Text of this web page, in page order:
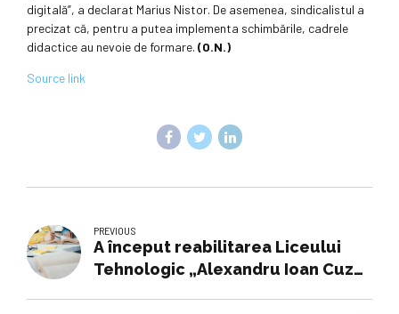
digitală”, a declarat Marius Nistor. De asemenea, sindicalistul a
precizat că, pentru a putea implementa schimbările, cadrele
didactice au nevoie de formare. (O.N.)
Source link
PREVIOUS
A început reabilitarea Liceului
Tehnologic „Alexandru Ioan Cuza”